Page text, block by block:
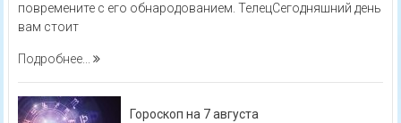
повремените с его обнародованием. ТелецСегодняшний день
вам стоит
Подробнее...
Гороскоп на 7 августа